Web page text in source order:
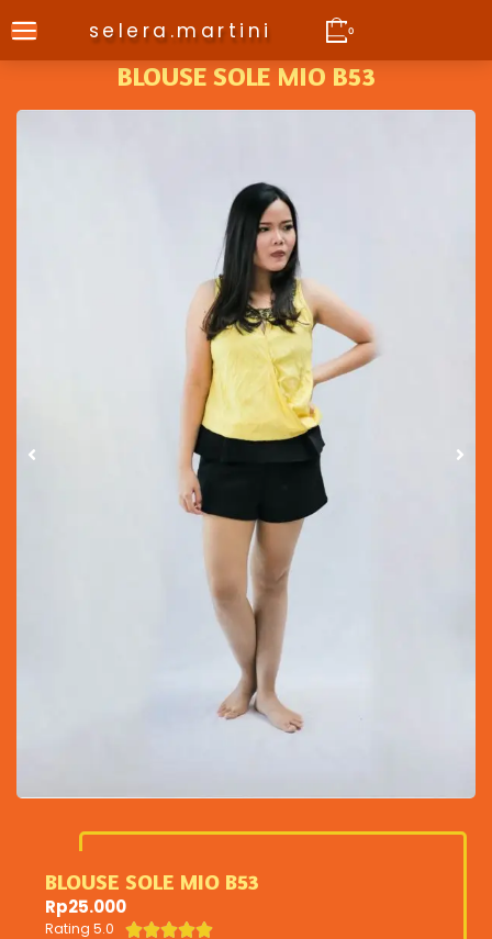
selera.martini 0
BLOUSE SOLE MIO B53
BLOUSE SOLE MIO B53
Rp25.000
Rating 5.0 